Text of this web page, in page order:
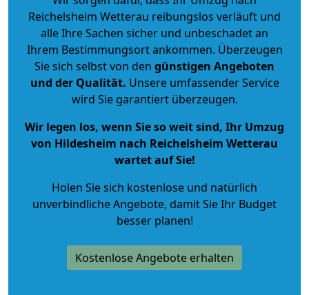
Reichelsheim Wetterau reibungslos verläuft und
alle Ihre Sachen sicher und unbeschadet an
Ihrem Bestimmungsort ankommen. Überzeugen
Sie sich selbst von den günstigen Angeboten
und der Qualität. Unsere umfassender Service
wird Sie garantiert überzeugen.
Wir legen los, wenn Sie so weit sind, Ihr Umzug
von Hildesheim nach Reichelsheim Wetterau
wartet auf Sie!
Holen Sie sich kostenlose und natürlich
unverbindliche Angebote, damit Sie Ihr Budget
besser planen!
Kostenlose Angebote erhalten